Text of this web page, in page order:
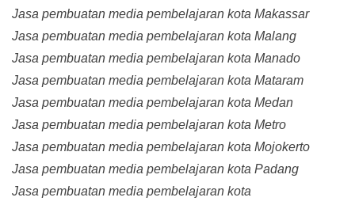
Jasa pembuatan media pembelajaran kota Makassar
Jasa pembuatan media pembelajaran kota Malang
Jasa pembuatan media pembelajaran kota Manado
Jasa pembuatan media pembelajaran kota Mataram
Jasa pembuatan media pembelajaran kota Medan
Jasa pembuatan media pembelajaran kota Metro
Jasa pembuatan media pembelajaran kota Mojokerto
Jasa pembuatan media pembelajaran kota Padang
Jasa pembuatan media pembelajaran kota